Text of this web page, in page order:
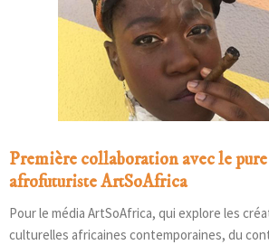
Première collaboration avec le
afrofuturiste ArtSoAfrica
Pour le média ArtSoAfrica, qui explore les
culturelles africaines contemporaines, du